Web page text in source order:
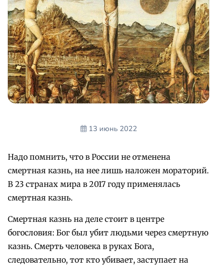
13 июнь 2022
Надо помнить, что в России не отменена
смертная казнь, на нее лишь наложен мораторий.
В 23 странах мира в 2017 году применялась
смертная казнь.
Смертная казнь на деле стоит в центре
богословия: Бог был убит людьми через смертную
казнь. Смерть человека в руках Бога,
следовательно, тот кто убивает, заступает на